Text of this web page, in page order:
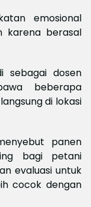
emosional
karena berasal
sebagai dosen
beberapa
di lokasi
panen
bagi petani
evaluasi untuk
cocok dengan